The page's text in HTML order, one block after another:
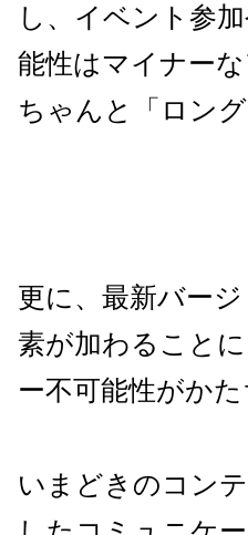
し、イベント参
能性はマイナー
ちゃんと「ロン
更に、最新バー
素が加わること
ー不可能性がか
いまどきのコン